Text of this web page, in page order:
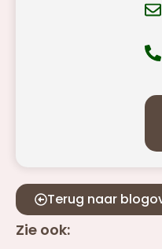
Terug naar
Zie ook: